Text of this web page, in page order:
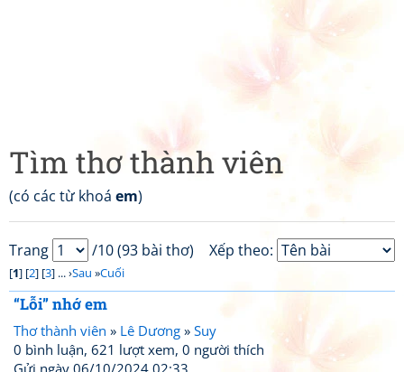
Tìm thơ thành viên
(có các từ khoá em)
Xếp theo:
Trang /10 (93 bài thơ)
[1] [2] [3] ... ›Sau »Cuối
“Lỗi” nhớ em
Thơ thành viên » Lê Dương » Suy
0 bình luận, 621 lượt xem, 0 người thích
Gửi ngày 06/10/2024 02:33